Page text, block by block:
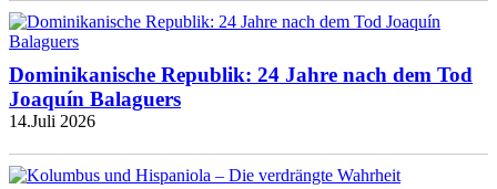
Dominikanische Republik: 24 Jahre nach dem Tod
Joaquín Balaguers
14.Juli 2026